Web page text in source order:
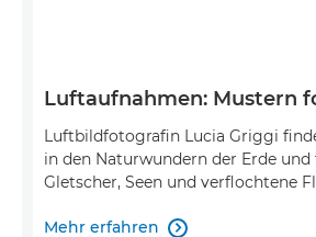
Luftaufnahmen: Mustern
Luftbildfotografin Lucia Griggi
in den Naturwundern der Erde
Gletscher, Seen und verflochtene
Mehr erfahren 